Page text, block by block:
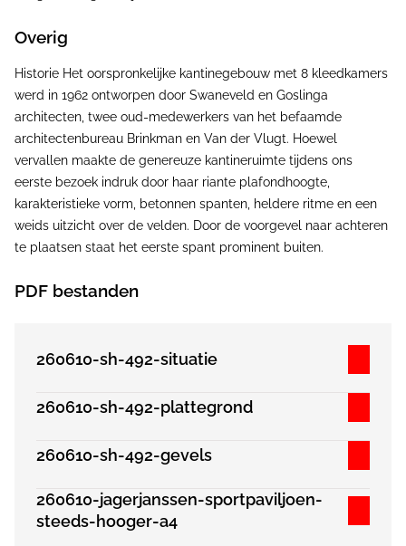
Overig
Historie Het oorspronkelijke kantinegebouw met 8 kleedkamers
werd in 1962 ontworpen door Swaneveld en Goslinga
architecten, twee oud-medewerkers van het befaamde
architectenbureau Brinkman en Van der Vlugt. Hoewel
vervallen maakte de genereuze kantineruimte tijdens ons
eerste bezoek indruk door haar riante plafondhoogte,
karakteristieke vorm, betonnen spanten, heldere ritme en een
weids uitzicht over de velden. Door de voorgevel naar achteren
te plaatsen staat het eerste spant prominent buiten.
PDF bestanden
260610-sh-492-situatie
260610-sh-492-plattegrond
260610-sh-492-gevels
260610-jagerjanssen-sportpaviljoen-
steeds-hooger-a4